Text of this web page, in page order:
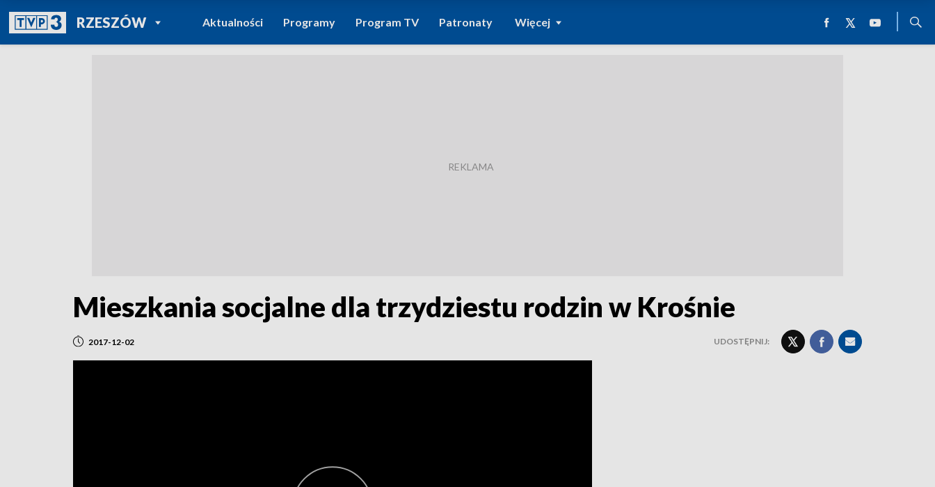
RZESZÓWPOWRÓT DO
TVP REGIONY
Aktualności Programy Program TV Patronaty Więcej
Mieszkania socjalne dla trzydziestu rodzin w Krośnie
2017-12-02 UDOSTĘPNIJ: